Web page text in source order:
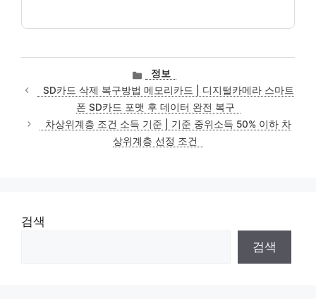
카
테
고
리
정보
SD카드 삭제 복구방법 메모리카드 | 디지털카메라 스마트
폰 SD카드 포맷 후 데이터 완전 복구
차상위계층 조건 소득 기준 | 기준 중위소득 50% 이하 차
상위계층 선정 조건
검색
검색